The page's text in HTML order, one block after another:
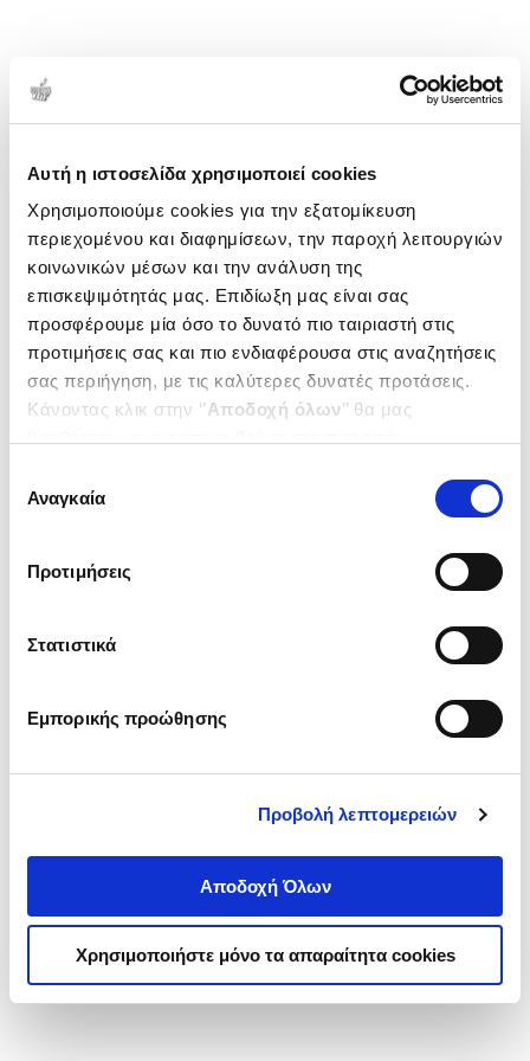
Αυτή η ιστοσελίδα χρησιμοποιεί cookies
Χρησιμοποιούμε cookies για την εξατομίκευση
περιεχομένου και διαφημίσεων, την παροχή λειτουργιών
κοινωνικών μέσων και την ανάλυση της
επισκεψιμότητάς μας. Επιδίωξη μας είναι σας
προσφέρουμε μία όσο το δυνατό πιο ταιριαστή στις
προτιμήσεις σας και πιο ενδιαφέρουσα στις αναζητήσεις
σας περιήγηση, με τις καλύτερες δυνατές προτάσεις.
Κάνοντας κλικ στην ‘’Αποδοχή όλων’’ θα μας
ενδιαφέρουν και να επιλέξετε από τα παρακάτω με την
΄΄και να ενημερωθείτε σχετικά με
συγκατάθεσης
Αναγκαία
Προτιμήσεις
Στατιστικά
Εμπορικής προώθησης
Προβολή λεπτομερειών
Αποδοχή Όλων
Χρησιμοποιήστε μόνο τα απαραίτητα cookies